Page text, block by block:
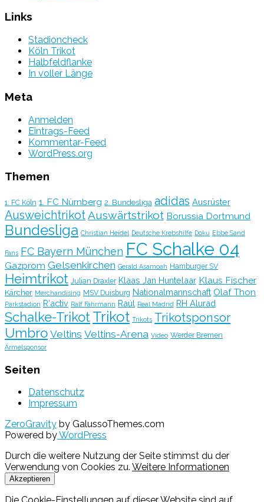
Links
Stadioncheck
Köln Trikot
Halbfeldflanke
In voller Länge
Meta
Anmelden
Eintrags-Feed
Kommentar-Feed
WordPress.org
Themen
1. FC Köln 1. FC Nürnberg 2. Bundesliga adidas Ausrüster
AusweichtrikotAuswärtstrikot Borussia Dortmund
Bundesliga Christian Heidel Deutsche Krebshilfe Doku Ebbe Sand
Fans FC Bayern München FC Schalke 04
Gazprom Gelsenkirchen Gerald Asamoah Hamburger SV
Heimtrikot Julian Draxler Klaas Jan Huntelaar Klaus Fischer
Kärcher Merchandising MSV Duisburg Nationalmannschaft Olaf Thon
Parkstadion R'activ Ralf Fährmann Raúl Real Madrid RH Alurad
Schalke-TrikotTrikot Trikots Trikotsponsor
Umbro Veltins Veltins-Arena Video Werder Bremen
Ärmelsponsor
Seiten
Datenschutz
Impressum
ZeroGravity by GalussoThemes.com
Powered byWordPress
Durch die weitere Nutzung der Seite stimmst du der
Verwendung von Cookies zu. Weitere Informationen
Akzeptieren